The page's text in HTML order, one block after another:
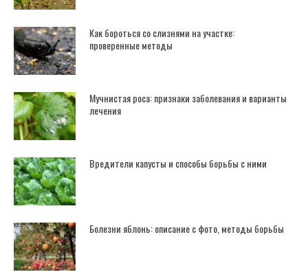
Как бороться со слизнями на участке:
проверенные методы
Мучнистая роса: признаки заболевания и варианты
лечения
Вредители капусты и способы борьбы с ними
Болезни яблонь: описание с фото, методы борьбы